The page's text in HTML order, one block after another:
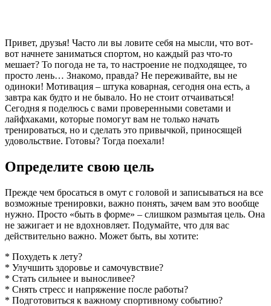
Привет, друзья! Часто ли вы ловите себя на мысли, что вот-
вот начнете заниматься спортом, но каждый раз что-то
мешает? То погода не та, то настроение не подходящее, то
просто лень… Знакомо, правда? Не переживайте, вы не
одиноки! Мотивация – штука коварная, сегодня она есть, а
завтра как будто и не бывало. Но не стоит отчаиваться!
Сегодня я поделюсь с вами проверенными советами и
лайфхаками, которые помогут вам не только начать
тренироваться, но и сделать это привычкой, приносящей
удовольствие. Готовы? Тогда поехали!
Определите свою цель
Прежде чем бросаться в омут с головой и записываться на все
возможные тренировки, важно понять, зачем вам это вообще
нужно. Просто «быть в форме» – слишком размытая цель. Она
не зажигает и не вдохновляет. Подумайте, что для вас
действительно важно. Может быть, вы хотите:
* Похудеть к лету?
* Улучшить здоровье и самочувствие?
* Стать сильнее и выносливее?
* Снять стресс и напряжение после работы?
* Подготовиться к важному спортивному событию?